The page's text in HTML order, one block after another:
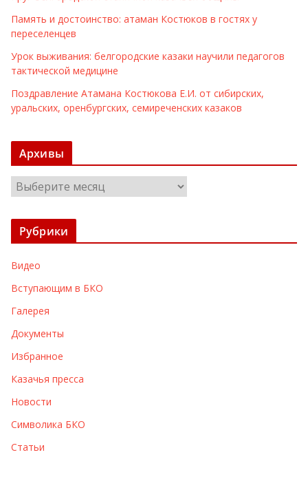
Память и достоинство: атаман Костюков в гостях у
переселенцев
Урок выживания: белгородские казаки научили педагогов
тактической медицине
Поздравление Атамана Костюкова Е.И. от сибирских,
уральских, оренбургских, семиреченских казаков
Архивы
р
х
ы
Рубрики
Видео
Вступающим в БКО
Галерея
Документы
Избранное
Казачья пресса
Новости
Символика БКО
Статьи